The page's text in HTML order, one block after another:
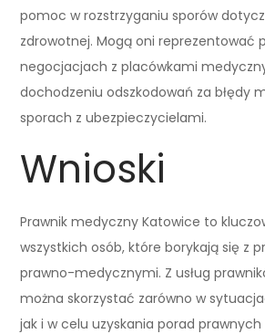
pomoc w rozstrzyganiu sporów
zdrowotnej. Mogą oni reprezentować
negocjacjach z placówkami
dochodzeniu odszkodowań za błędy
sporach z ubezpieczycielami.
Wnioski
Prawnik medyczny Katowice to
wszystkich osób, które borykają się z
prawno-medycznymi. Z usług
można skorzystać zarówno w
jak i w celu uzyskania porad